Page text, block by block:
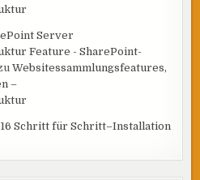
Server
Feature - SharePoint-
Websitessammlungsfeatures,
–
Schritt für Schritt–Installation